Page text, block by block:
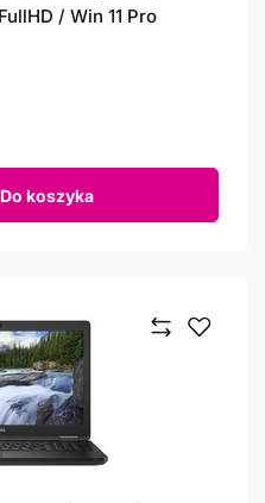
/ Win 11 Pro
Do koszyka